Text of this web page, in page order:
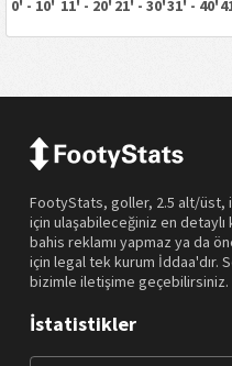
0' - 10' 11' - 20' 21' - 30'31' - 40'
FootyStats, goller, 2.5 alt/üst,
için ulaşabileceğiniz en
bahis reklamı yapmaz ya da
için legal tek kurum İddaa'dır.
bizimle iletişime geçebilirsiniz.
İstatistikler